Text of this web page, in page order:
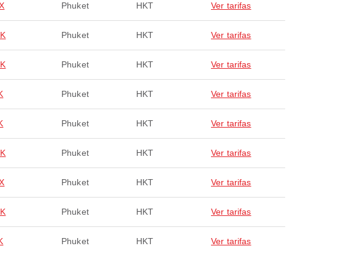
Phuket HKT Ver tarifas
Phuket HKT Ver tarifas
Phuket HKT Ver tarifas
Phuket HKT Ver tarifas
Phuket HKT Ver tarifas
Phuket HKT Ver tarifas
Phuket HKT Ver tarifas
Phuket HKT Ver tarifas
Phuket HKT Ver tarifas